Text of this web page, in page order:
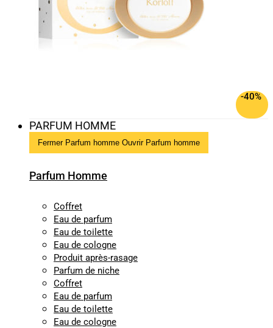
-40%
PARFUM HOMME
Fermer Parfum homme Ouvrir Parfum homme
Parfum Homme
Coffret
Eau de parfum
Eau de toilette
Eau de cologne
Produit après-rasage
Parfum de niche
Coffret
Eau de parfum
Eau de toilette
Eau de cologne